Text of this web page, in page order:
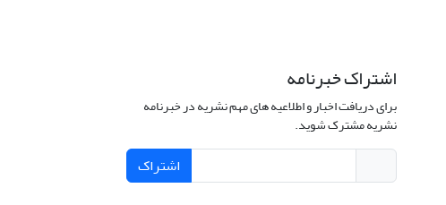
اشتراک خبرنامه
برای دریافت اخبار و اطلاعیه های مهم نشریه در خبرنامه
نشریه مشترک شوید.
اشتراک